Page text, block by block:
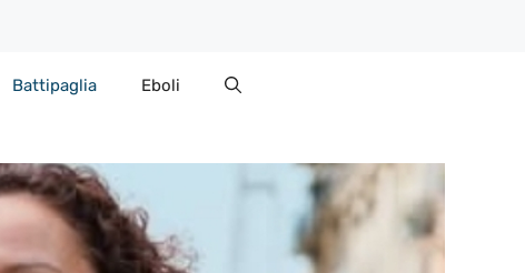
Battipaglia Eboli